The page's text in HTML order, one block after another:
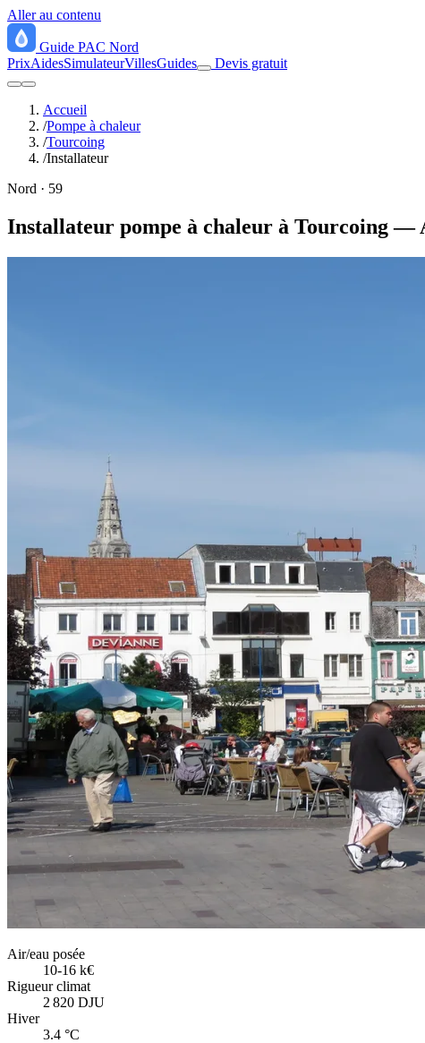
Aller au contenu
Guide PAC Nord
PrixAidesSimulateurVillesGuides Devis gratuit
Accueil
/Pompe à chaleur
/Tourcoing
/Installateur
Nord · 59
Installateur pompe à chaleur à Tourcoing —
Air/eau posée
10-16 k€
Rigueur climat
2 820 DJU
Hiver
3.4 °C